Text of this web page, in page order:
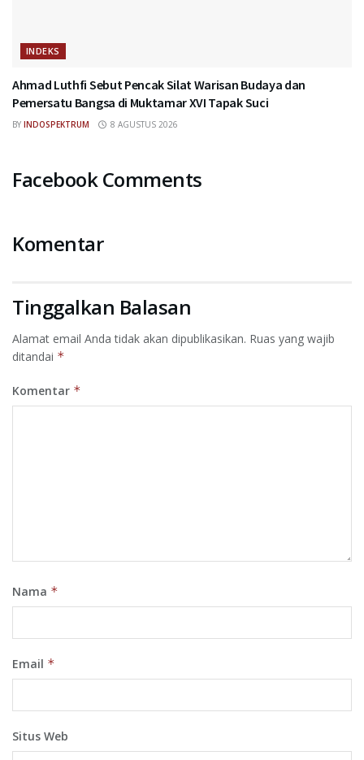
INDEKS
Ahmad Luthfi Sebut Pencak Silat Warisan Budaya dan
Pemersatu Bangsa di Muktamar XVI Tapak Suci
BY INDOSPEKTRUM 8 AGUSTUS 2026
Facebook Comments
Komentar
Tinggalkan Balasan
Alamat email Anda tidak akan dipublikasikan. Ruas yang wajib
ditandai *
Komentar *
Nama *
Email *
Situs Web